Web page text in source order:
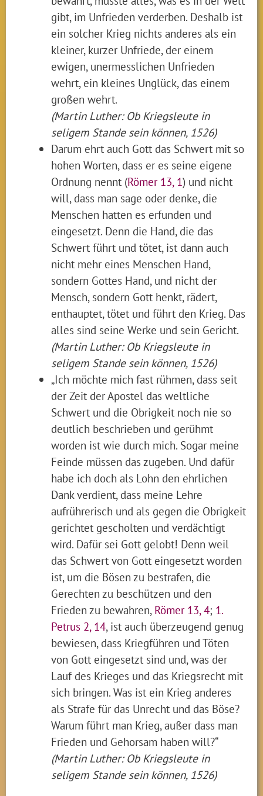
gibt, im Unfrieden verderben. Deshalb ist
ein solcher Krieg nichts anderes als ein
kleiner, kurzer Unfriede, der einem
ewigen, unermesslichen Unfrieden
wehrt, ein kleines Unglück, das einem
großen wehrt.
(Martin Luther: Ob Kriegsleute in
seligem Stande sein können, 1526)
Darum ehrt auch Gott das Schwert mit so
hohen Worten, dass er es seine eigene
Ordnung nennt (Römer 13, 1) und nicht
will, dass man sage oder denke, die
Menschen hatten es erfunden und
eingesetzt. Denn die Hand, die das
Schwert führt und tötet, ist dann auch
nicht mehr eines Menschen Hand,
sondern Gottes Hand, und nicht der
Mensch, sondern Gott henkt, rädert,
enthauptet, tötet und führt den Krieg. Das
alles sind seine Werke und sein Gericht.
(Martin Luther: Ob Kriegsleute in
seligem Stande sein können, 1526)
„Ich möchte mich fast rühmen, dass seit
der Zeit der Apostel das weltliche
Schwert und die Obrigkeit noch nie so
deutlich beschrieben und gerühmt
worden ist wie durch mich. Sogar meine
Feinde müssen das zugeben. Und dafür
habe ich doch als Lohn den ehrlichen
Dank verdient, dass meine Lehre
aufrührerisch und als gegen die Obrigkeit
gerichtet gescholten und verdächtigt
wird. Dafür sei Gott gelobt! Denn weil
das Schwert von Gott eingesetzt worden
ist, um die Bösen zu bestrafen, die
Gerechten zu beschützen und den
Frieden zu bewahren, Römer 13, 4; 1.
Petrus 2, 14, ist auch überzeugend genug
bewiesen, dass Kriegführen und Töten
von Gott eingesetzt sind und, was der
Lauf des Krieges und das Kriegsrecht mit
sich bringen. Was ist ein Krieg anderes
als Strafe für das Unrecht und das Böse?
Warum führt man Krieg, außer dass man
Frieden und Gehorsam haben will?“
(Martin Luther: Ob Kriegsleute in
seligem Stande sein können, 1526)